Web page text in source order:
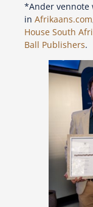
*Ander vennote
in Afrikaans.com
House South
Ball Publishers.